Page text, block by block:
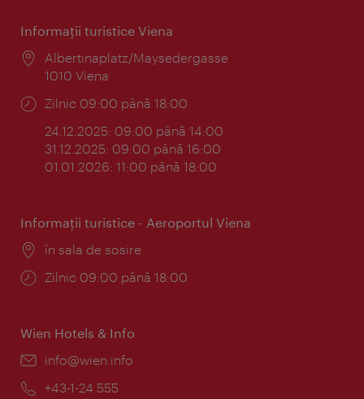
Informaţii turistice Viena
Locul:
Albertinaplatz/Maysedergasse
1010 Viena
Program:
Zilnic 09:00 până 18:00
24.12.2025: 09:00 până 14:00
31.12.2025: 09:00 până 16:00
01.01.2026: 11:00 până 18:00
Informaţii turistice - Aeroportul Viena
Locul:
în sala de sosire
Program:
Zilnic 09:00 până 18:00
Wien Hotels & Info
E-
info@wien.info
Telefon:
+43-1-24 555